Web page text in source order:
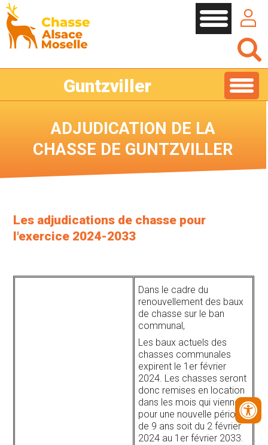
Guntzviller
ADJUDICATION DE LA
CHASSE DE GUNTZVILLER
Les adjudications de chasse pour
l'exercice 2024-2033
Dans le cadre du
renouvellement des baux
de chasse sur le ban
communal,
Les baux actuels des
chasses communales
expirent le 1er février
2024. Les chasses seront
donc remises en location
dans les mois qui viennent
pour une nouvelle période
de 9 ans soit du 2 février
2024 au 1er février 2033.
Cookies management panel